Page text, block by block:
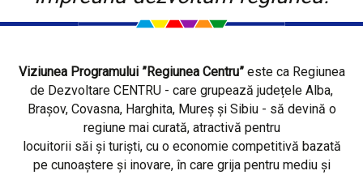
Viziunea Programului ”Regiunea Centru”este ca Regiunea
de Dezvoltare CENTRU - care grupează județele Alba,
Brașov, Covasna, Harghita, Mureș și Sibiu - să devină o
regiune mai curată, atractivă pentru
locuitorii săi și turiști, cu o economie competitivă bazată
pe cunoaștere și inovare, în care grija pentru mediu și